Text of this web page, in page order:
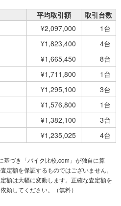
平均取引額
取引台数
¥2,097,000
1台
¥1,823,400
4台
¥1,665,450
8台
¥1,711,800
1台
¥1,295,100
3台
¥1,576,800
1台
¥1,382,100
3台
¥1,235,025 4台
基づき「バイク比較.com」が独自に算
定額を保証するものではございません。
額は大幅に変動します。正確な査定額を
頼してください。（無料）